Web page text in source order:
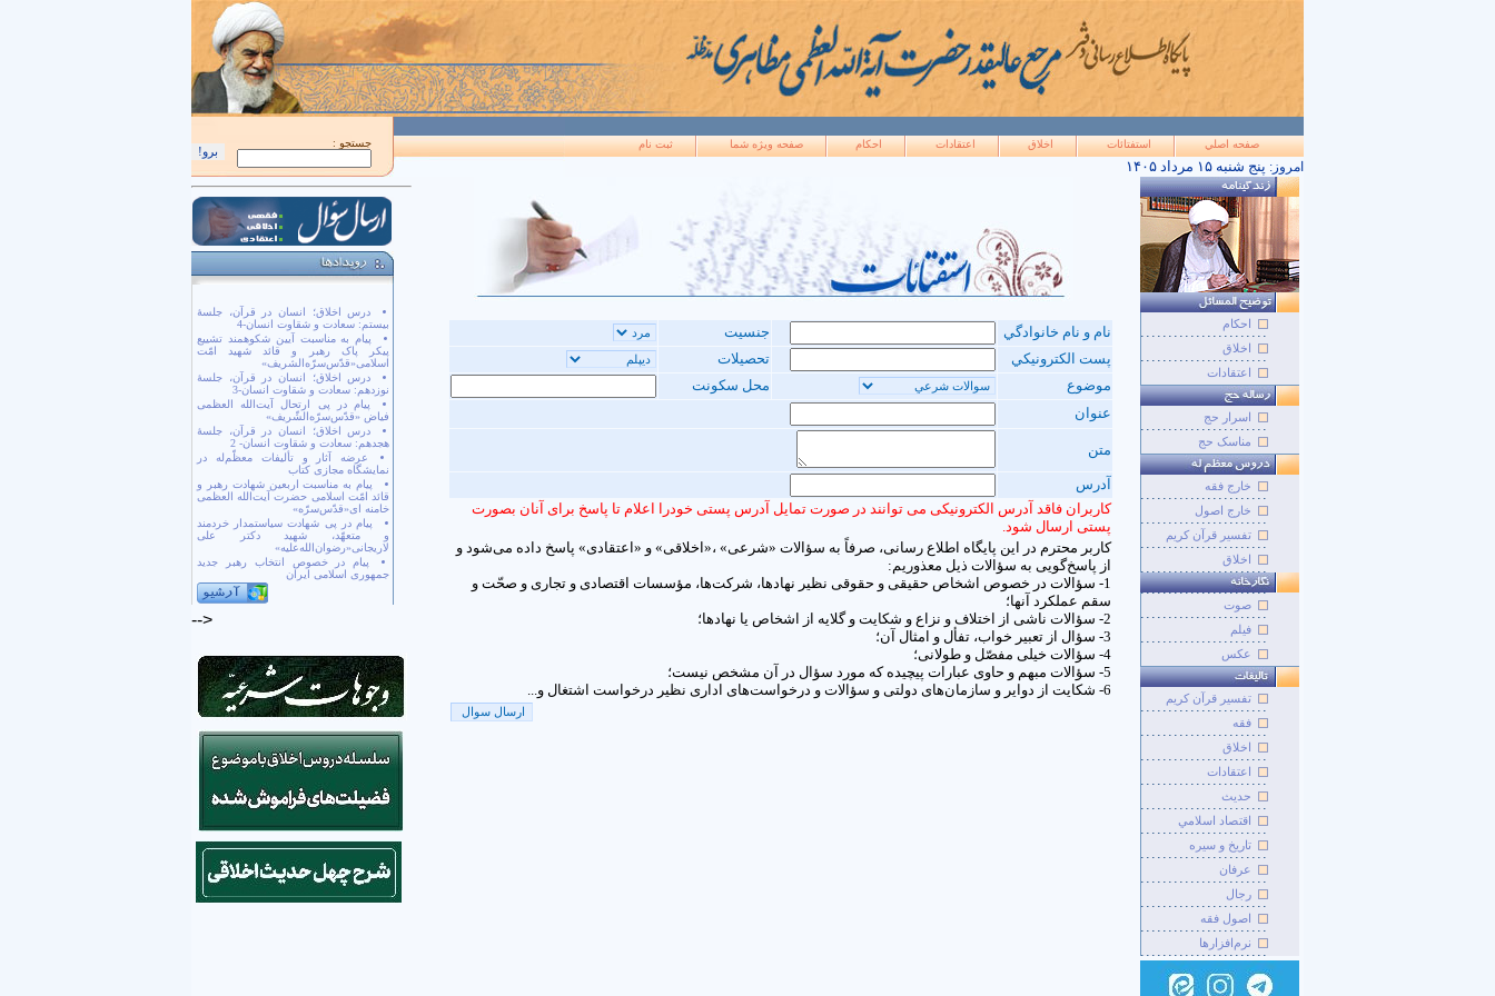
جستجو : صفحه اصلي استفتائات اخلاق اعتقادات احکام صفحه ويژه شما ثبت نام
امروز: ۱۴۰۵ پنج شنبه ۱۵ مرداد
درس اخلاق؛ انسان در قرآن، جلسۀ
بیستم: سعادت و شقاوت انسان-4
پیام به مناسبت آیین شکوهمند تشییع
پیکر پاک رهبر و قائد شهید امّت
اسلامی«قدّس‌سرّه‌الشریف»
درس اخلاق؛ انسان در قرآن، جلسۀ
نوزدهم: سعادت و شقاوت انسان-3
پیام در پی ارتحال آیت‌الله العظمی
فیاض «قدّس‌سرّه‌الشّریف»
درس اخلاق؛ انسان در قرآن، جلسۀ
هجدهم: سعادت و شقاوت انسان- 2
عرضه آثار و تألیفات معظّم‌له در
نمایشگاه مجازی کتاب
پیام به مناسبت اربعین شهادت رهبر و
قائد امّت اسلامی حضرت آیت‌الله العظمی
خامنه ای«قدّس‌سرّه»
پیام در پی شهادت سیاستمدار خردمند
و متعهّد، شهید دکتر علی
لاریجانی«رضوان‌الله‌علیه»
پیام در خصوص انتخاب رهبر جدید
جمهوری اسلامی ایران
-->
نام و نام خانوادگي
جنسیت
پست الکترونيکي
تحصیلات
موضوع
محل سکونت
عنوان
متن
آدرس
کاربران فاقد آدرس الکترونیکی می توانند در صورت تمایل آدرس پستی خودرا اعلام تا پاسخ برای آنان بصورت
پستی ارسال شود.
کاربر محترم در این پایگاه اطلاع رسانی، صرفاً به سؤالات «شرعی» ،«اخلاقی» و «اعتقادی» پاسخ داده می‌شود و
از پاسخ‌گویی به سؤالات ذیل معذوریم:
1- سؤالات در خصوص اشخاص حقیقی و حقوقی نظیر نهادها، شرکت‌ها، مؤسسات اقتصادی و تجاری و صحّت و
سقم عملکرد آنها؛
2- سؤالات ناشی از اختلاف و نزاع و شکایت و گلایه از اشخاص یا نهادها؛
3- سؤال از تعبیر خواب، تفأل و امثال آن؛
4- سؤالات خیلی مفصّل و طولانی؛
5- سؤالات مبهم و حاوی عبارات پیچیده که مورد سؤال در آن مشخص نیست؛
6- شکایت از دوایر و سازمان‌های دولتی و سؤالات و درخواست‌های اداری نظیر درخواست اشتغال و...
احکام
اخلاق
اعتقادات
اسرار حج
مناسک حج
خارج فقه
خارج اصول
تفسیر قرآن کریم
اخلاق
صوت
فيلم
عکس
تفسير قرآن کريم
فقه
اخلاق
اعتقادات
حديث
اقتصاد اسلامي
تاريخ و سيره
عرفان
رجال
اصول فقه
نرم‌افزارها